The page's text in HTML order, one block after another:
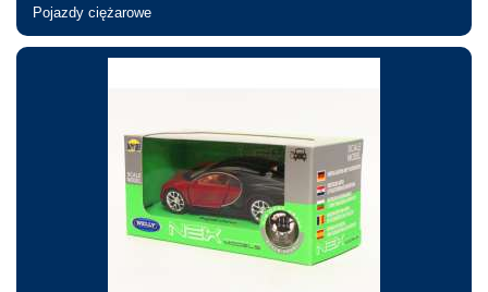
Pojazdy ciężarowe
Nie jesteś zalogowany